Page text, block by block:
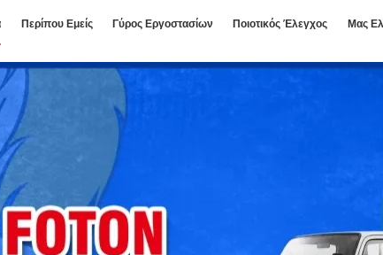
Περίπου Εμείς Γύρος Εργοστασίων Ποιοτικός Έλεγχος Μας